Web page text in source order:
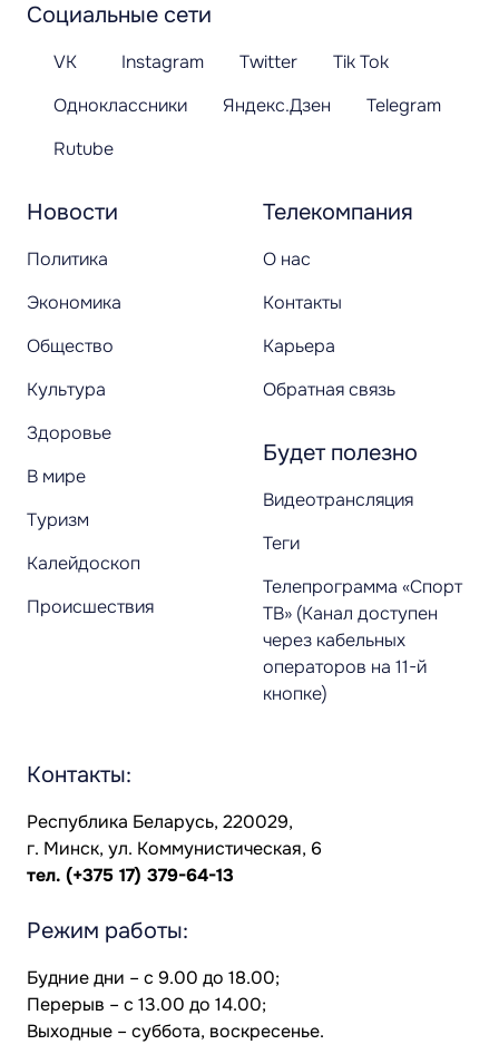
Новости
Политика
Экономика
Общество
Культура
Здоровье
В мире
Туризм
Калейдоскоп
Происшествия
Телекомпания
О нас
Контакты
Карьера
Обратная связь
Будет полезно
Видеотрансляция
Теги
Телепрограмма «Спорт
ТВ» (Канал доступен
через кабельных
операторов на 11-й
кнопке)
Социальные сети
VK Instagram Twitter
Tik Tok
Одноклассники
Яндекс.Дзен
Telegram
Rutube
Контакты:
Республика Беларусь, 220029,
г. Минск, ул. Коммунистическая, 6
тел. (+375 17) 379-64-13
Режим работы:
Будние дни – с 9.00 до 18.00;
Перерыв – с 13.00 до 14.00;
Выходные – суббота, воскресенье.